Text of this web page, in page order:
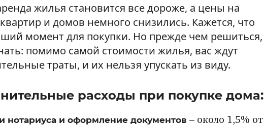
жилья становится все дороже, а цены на
и домов немного снизились. Кажется, что
момент для покупки. Но прежде чем решиться,
помимо самой стоимости жилья, вас ждут
траты, и их нельзя упускать из виду.
расходы при покупке дома:
нотариуса и оформление документов – около 1,5% от